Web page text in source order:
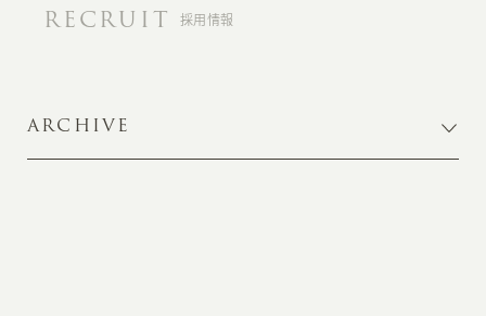
RECRUIT 採用情報
ARCHIVE